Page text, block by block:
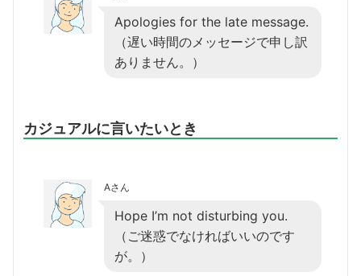
Apologies for the late message.
（遅い時間のメッセージで申し訳
ありません。）
カジュアルに言いたいとき
Aさん
Hope I’m not disturbing you.
（ご迷惑でなければいいのです
が。）